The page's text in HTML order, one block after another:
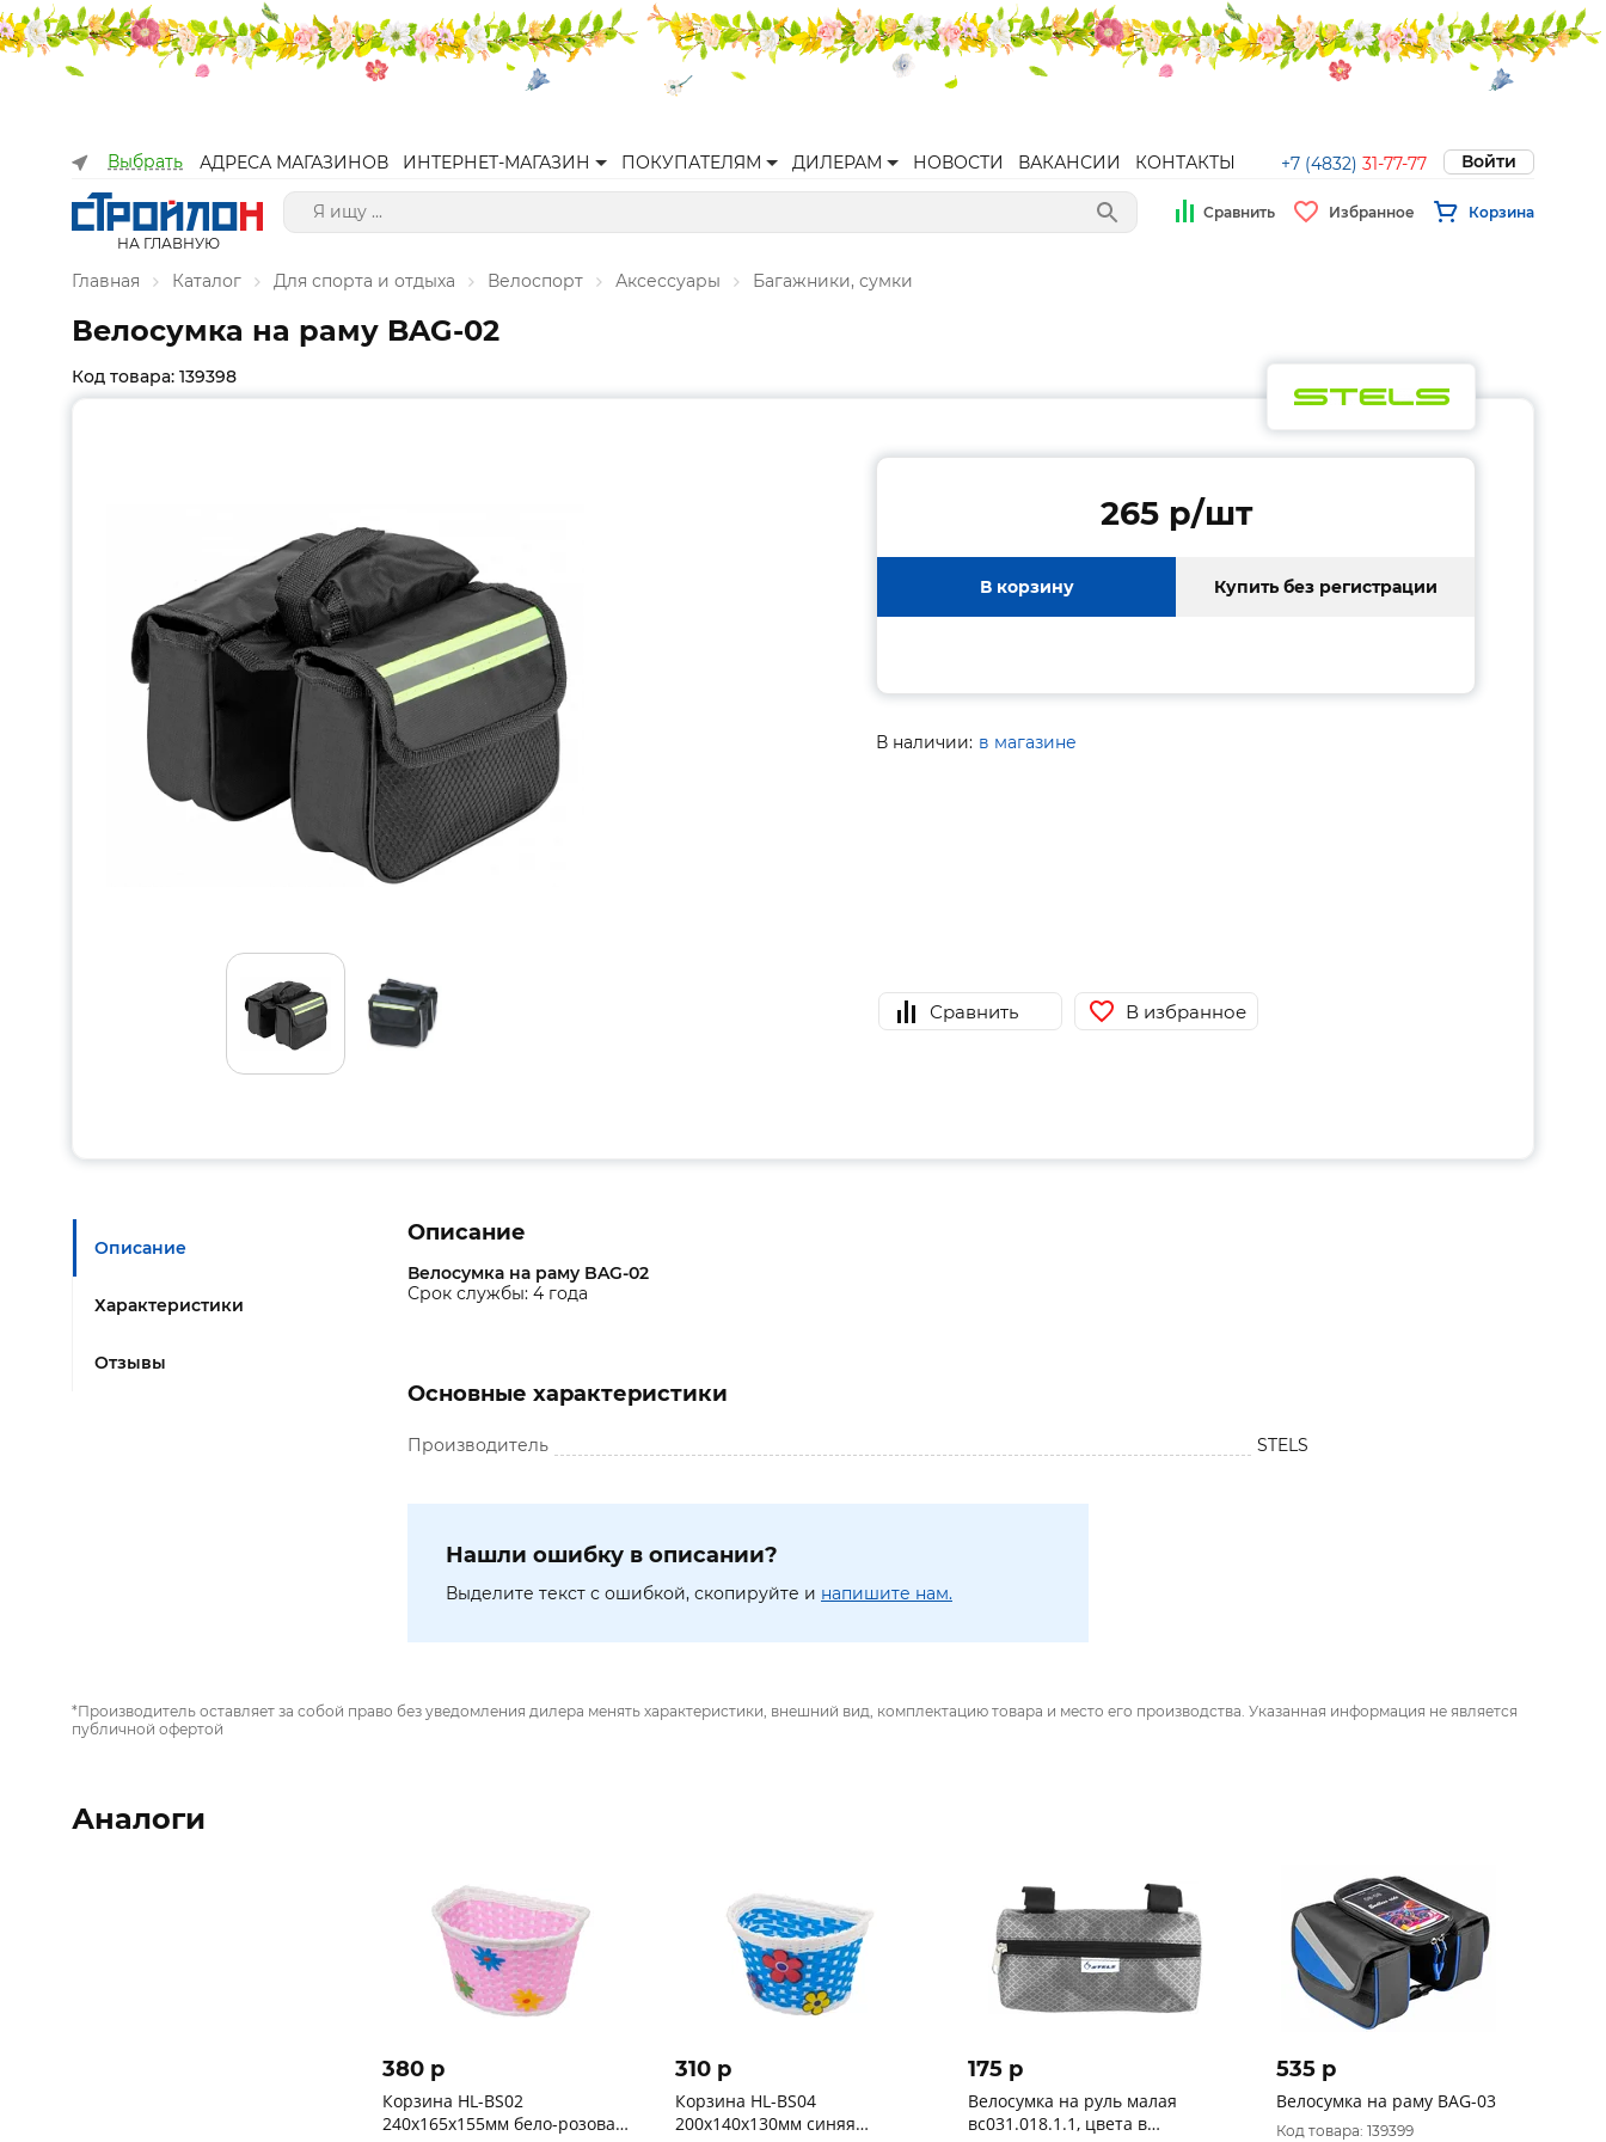
Выбрать АДРЕСА МАГАЗИНОВ ИНТЕРНЕТ-МАГАЗИН ПОКУПАТЕЛЯМ ДИЛЕРАМ НОВОСТИ ВАКАНСИИ КОНТАКТЫ +7 (4832) 31-77-77 Войти
НА ГЛАВНУЮ
Сравнить Избранное Корзина
Главная Каталог Для спорта и отдыха Велоспорт Аксессуары Багажники, сумки
Велосумка на раму BAG-02
Код товара: 139398
265 p/шт
В корзину Купить без регистрации
В наличии: в магазине
Сравнить В избранное
Описание
Характеристики
Отзывы
Описание
Велосумка на раму BAG-02
Срок службы: 4 года
Основные характеристики
Производитель STELS
Нашли ошибку в описании?
Выделите текст с ошибкой, скопируйте и напишите нам.
*Производитель оставляет за собой право без уведомления дилера менять характеристики, внешний вид, комплектацию товара и место его производства. Указанная информация не является
публичной офертой
Аналоги
380 p
Корзина HL-BS02
240х165х155мм бело-розовая
310 p
Корзина HL-BS04
200х140х130мм синяя
175 p
Велосумка на руль малая
вс031.018.1.1, цвета в
535 p
Велосумка на раму BAG-03
Код товара: 139399